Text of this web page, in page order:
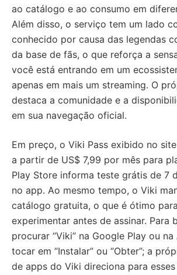
ao catálogo e ao consumo em
Além disso, o serviço tem um lado
conhecido por causa das legendas
da base de fãs, o que reforça a
você está entrando em um
apenas em mais um streaming. O
destaca a comunidade e a
em sua navegação oficial.
Em preço, o Viki Pass exibido no
a partir de US$ 7,99 por mês para
Play Store informa teste grátis de 7
no app. Ao mesmo tempo, o Viki
catálogo gratuita, o que é ótimo
experimentar antes de assinar. Para
procurar “Viki” na Google Play ou
tocar em “Instalar” ou “Obter”; a
de apps do Viki direciona para